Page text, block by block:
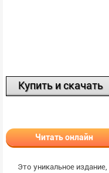
Купить и скачать
Читать онлайн
Это уникальное